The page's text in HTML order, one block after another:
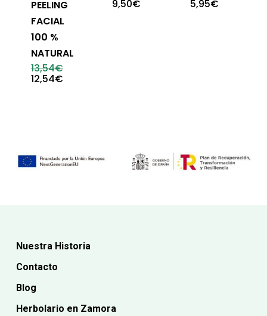
PEELING
FACIAL
100 %
NATURAL
13,54€El
precio
12,54€El
9,50€
5,95€
Nuestra Historia
Contacto
Blog
Herbolario en Zamora